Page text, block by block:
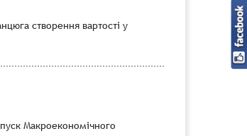
створення вартості у
Макроекономічного